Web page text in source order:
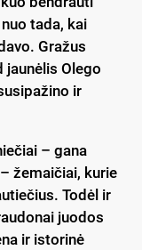
tada, kai
Gražus
Olego
ir
– gana
žemaičiai, kurie
Todėl ir
juodos
ir istorinė